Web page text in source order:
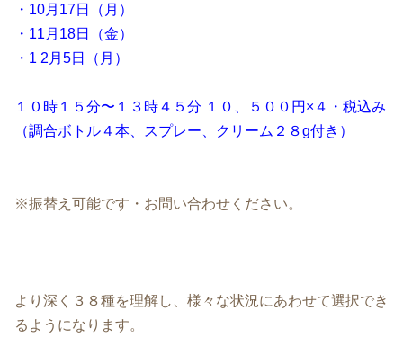
・10月17日（月）
・11月18日（金）
・1 2月5日（月）
１０時１５分〜１３時４５分 １０、５００円×４・税込み
（調合ボトル４本、スプレー、クリーム２８g付き）
※振替え可能です・お問い合わせください。
より深く３８種を理解し、様々な状況にあわせて選択でき
るようになります。